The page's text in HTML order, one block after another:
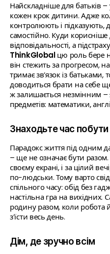
Найскладніше для батьків
кожен крок дитини. Адже
контролюють і підказують,
самостійно. Куди корисніше
відповідальності, а
ThinkGlobalцю роль бере
він стежить за прогресом,
тримає зв’язок із батьками,
доводиться брати на себе
ж залишається незмінним –
предметів: математики,
Знаходьте час
Парадокс життя під одним
– ще не означає бути
своєму екрані, і за цілий
по-людськи. Тому варто
спільного часу: обід без
настільна гра на вихідних.
родину разом, коли робота
з’їсти весь день.
Дім, де зручно всім